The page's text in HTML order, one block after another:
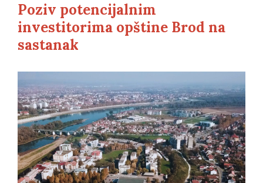
Poziv potencijalnim
investitorima opštine Brod na
sastanak